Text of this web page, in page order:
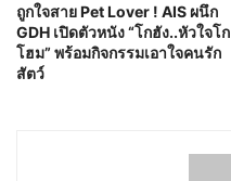
ถูกใจสาย Pet Lover ! AIS ผนึก
GDH เปิดตัวหนัง “โกฮัง..หัวใจโก
โฮม” พร้อมกิจกรรมเอาใจคนรัก
สัตว์